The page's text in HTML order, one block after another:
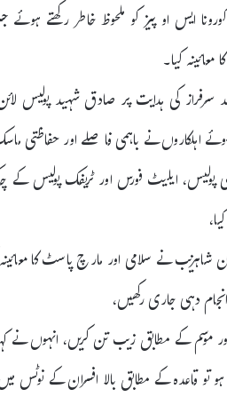
ایس او پیز کو ملحوظ خاطر رکھتے
کیا۔
کی ہدایت پر صادق شہید پولیس
اہلکاروں نے باہمی فاصلے اور حفاظتی
پولیس، ایلیٹ فورس اور ٹریفک پولیس
نے سلامی اور مارچ پاسٹ کا
دہی جاری رکھیں،
موسم کے مطابق زیب تن کریں، انہوں نے
تو قاعدہ کے مطابق بالا افسران کے نوٹس